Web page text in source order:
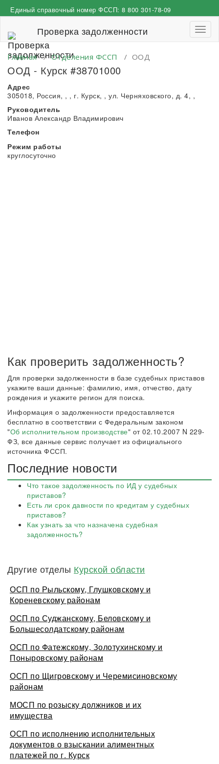
к
Единый справочный номер ФССП: 8 800 301-78-09
Проверка задолженности
Главная/Отделения ФССП / ООД
ООД - Курск #38701000
Адрес
305018, Россия, , , г. Курск, , ул. Черняховского, д. 4, ,
Руководитель
Иванов Александр Владимирович
Телефон
Режим работы
круглосуточно
Как проверить задолженность?
Для проверки задолженности в базе судебных приставов
укажите ваши данные: фамилию, имя, отчество, дату
рождения и укажите регион для поиска.
Информация о задолженности предоставляется
бесплатно в соответствии с Федеральным законом
"Об исполнительном производстве" от 02.10.2007 N 229-
ФЗ, все данные сервис получает из официального
источника ФССП.
Последние новости
Что такое задолженность по ИД у судебных
приставов?
Есть ли срок давности по кредитам у судебных
приставов?
Как узнать за что назначена судебная
задолженность?
Другие отделы Курской области
ОСП по Рыльскому, Глушковскому и
Кореневскому районам
ОСП по Суджанскому, Беловскому и
Большесолдатскому районам
ОСП по Фатежскому, Золотухинскому и
Поныровскому районам
ОСП по Щигровскому и Черемисиновскому
районам
МОСП по розыску должников и их
имущества
ОСП по исполнению исполнительных
документов о взыскании алиментных
платежей по г. Курск